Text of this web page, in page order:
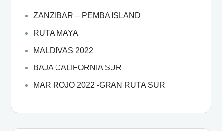
ZANZIBAR – PEMBA ISLAND
RUTA MAYA
MALDIVAS 2022
BAJA CALIFORNIA SUR
MAR ROJO 2022 -GRAN RUTA SUR